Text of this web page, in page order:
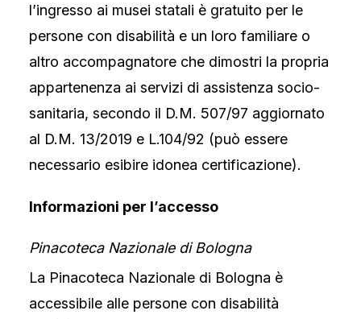
l’ingresso ai musei statali è gratuito per le
persone con disabilità e un loro familiare o
altro accompagnatore che dimostri la propria
appartenenza ai servizi di assistenza socio-
sanitaria, secondo il D.M. 507/97 aggiornato
al D.M. 13/2019 e L.104/92 (può essere
necessario esibire idonea certificazione).
Informazioni per l’accesso
Pinacoteca Nazionale di Bologna
La Pinacoteca Nazionale di Bologna è
accessibile alle persone con disabilità